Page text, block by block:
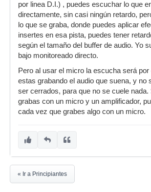
por linea D.I.) , puedes escuchar lo que
directamente, sin casi ningún retardo,
lo que se graba, donde puedes aplicar
insertes en esa pista, puedes tener
según el tamaño del buffer de audio. Yo
bajo monitoreado directo.
Pero al usar el micro la escucha será
estas grabando el audio que suena, y no
ser cerrados, para que no se cuele nada.
grabas con un micro y un amplificador,
cada vez que grabes algo con un micro.
« Ir a Principiantes